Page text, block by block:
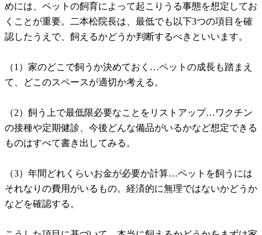
めには、ペットの飼育によって起こりうる事態を想定してお
くことが重要。二本松院長は、最低でも以下3つの項目を確
認したうえで、飼えるかどうか判断するべきといいます。
（1）家のどこで飼うか決めておく…ペットの成長も踏まえ
て、どこのスペースが適切か考える。
（2）飼う上で最低限必要なことをリストアップ…ワクチン
の接種や定期健診、今後どんな備品がいるかなど想定できる
ものはすべて書き出してみる。
（3）年間どれくらいお金が必要か計算…ペットを飼うには
それなりの費用がいるもの。経済的に無理ではないかどうか
などを確認する。